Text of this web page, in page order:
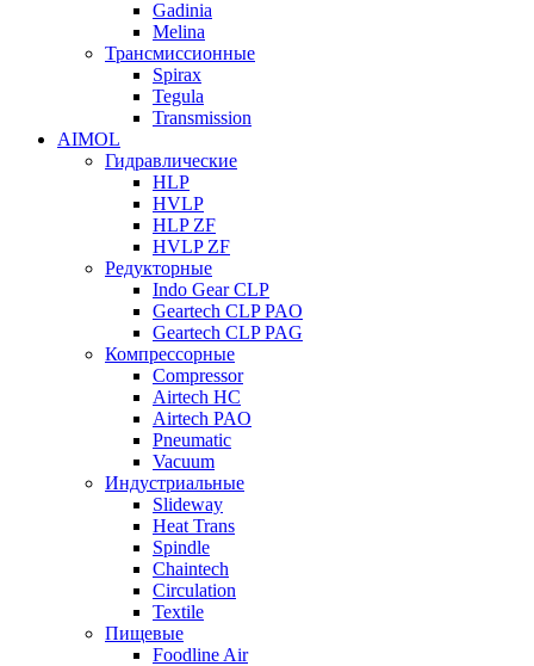
Gadinia
Melina
Трансмиссионные
Spirax
Tegula
Transmission
AIMOL
Гидравлические
HLP
HVLP
HLP ZF
HVLP ZF
Редукторные
Indo Gear CLP
Geartech CLP PAO
Geartech CLP PAG
Компрессорные
Compressor
Airtech HC
Airtech PAO
Pneumatic
Vacuum
Индустриальные
Slideway
Heat Trans
Spindle
Chaintech
Circulation
Textile
Пищевые
Foodline Air